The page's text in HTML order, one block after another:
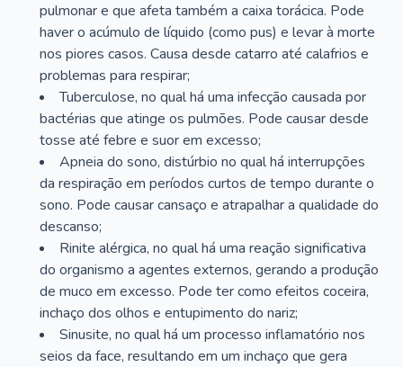
pulmonar e que afeta também a caixa torácica. Pode
haver o acúmulo de líquido (como pus) e levar à morte
nos piores casos. Causa desde catarro até calafrios e
problemas para respirar;
Tuberculose, no qual há uma infecção causada por
bactérias que atinge os pulmões. Pode causar desde
tosse até febre e suor em excesso;
Apneia do sono, distúrbio no qual há interrupções
da respiração em períodos curtos de tempo durante o
sono. Pode causar cansaço e atrapalhar a qualidade do
descanso;
Rinite alérgica, no qual há uma reação significativa
do organismo a agentes externos, gerando a produção
de muco em excesso. Pode ter como efeitos coceira,
inchaço dos olhos e entupimento do nariz;
Sinusite, no qual há um processo inflamatório nos
seios da face, resultando em um inchaço que gera